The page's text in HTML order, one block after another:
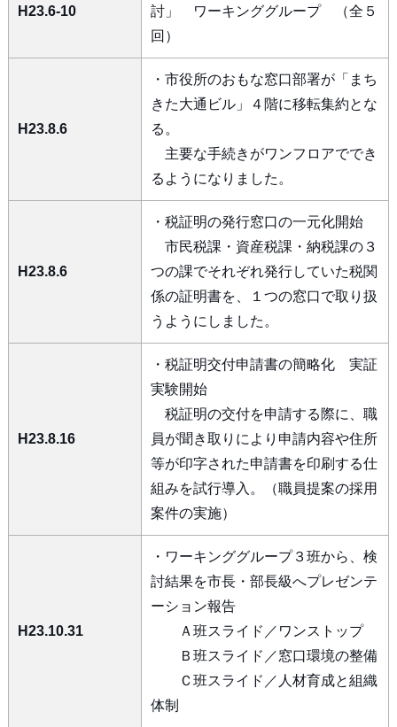
H23.6-10
討」 ワーキンググループ （全５
回）
H23.8.6
・市役所のおもな窓口部署が「まち
きた大通ビル」４階に移転集約とな
る。
主要な手続きがワンフロアででき
るようになりました。
H23.8.6
・税証明の発行窓口の一元化開始
市民税課・資産税課・納税課の３
つの課でそれぞれ発行していた税関
係の証明書を、１つの窓口で取り扱
うようにしました。
H23.8.16
・税証明交付申請書の簡略化 実証
実験開始
税証明の交付を申請する際に、職
員が聞き取りにより申請内容や住所
等が印字された申請書を印刷する仕
組みを試行導入。（職員提案の採用
案件の実施）
H23.10.31
・ワーキンググループ３班から、検
討結果を市長・部長級へプレゼンテ
ーション報告
Ａ班スライド／ワンストップ
Ｂ班スライド／窓口環境の整備
Ｃ班スライド／人材育成と組織
体制